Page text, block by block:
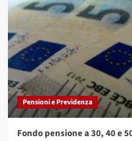
Pensioni e Previdenza
Fondo pensione a 30, 40 e